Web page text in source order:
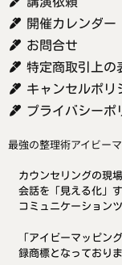
開催カレンダー
お問合せ
特定商取引上の
キャンセルポリ
プライバシーポ
最強の整理術アイビー
カウンセリングの現
会話を「見える化」
コミュニケーション
「アイビーマッピン
録商標となっておりま